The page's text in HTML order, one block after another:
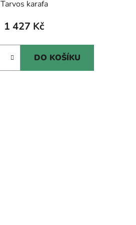
Tarvos karafa
1 427 Kč
DO KOŠÍKU